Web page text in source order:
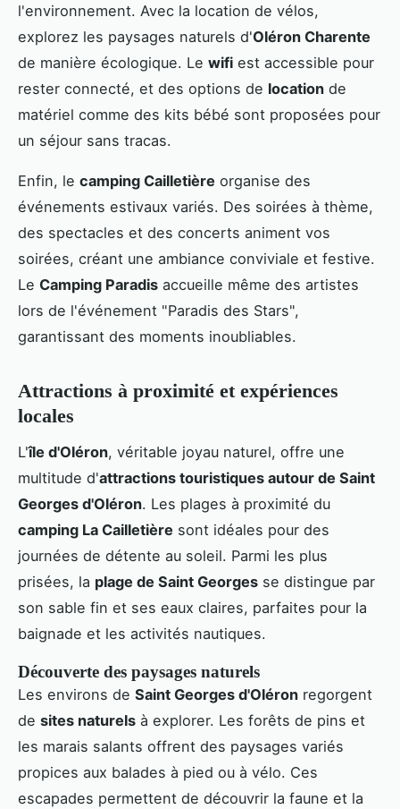
l'environnement. Avec la location de vélos,
explorez les paysages naturels d'Oléron Charente
de manière écologique. Le wifi est accessible pour
rester connecté, et des options de location de
matériel comme des kits bébé sont proposées pour
un séjour sans tracas.
Enfin, le camping Cailletière organise des
événements estivaux variés. Des soirées à thème,
des spectacles et des concerts animent vos
soirées, créant une ambiance conviviale et festive.
Le Camping Paradis accueille même des artistes
lors de l'événement "Paradis des Stars",
garantissant des moments inoubliables.
Attractions à proximité et expériences
locales
L'île d'Oléron, véritable joyau naturel, offre une
multitude d'attractions touristiques autour de Saint
Georges d'Oléron. Les plages à proximité du
camping La Cailletière sont idéales pour des
journées de détente au soleil. Parmi les plus
prisées, la plage de Saint Georges se distingue par
son sable fin et ses eaux claires, parfaites pour la
baignade et les activités nautiques.
Découverte des paysages naturels
Les environs de Saint Georges d'Oléron regorgent
de sites naturels à explorer. Les forêts de pins et
les marais salants offrent des paysages variés
propices aux balades à pied ou à vélo. Ces
escapades permettent de découvrir la faune et la